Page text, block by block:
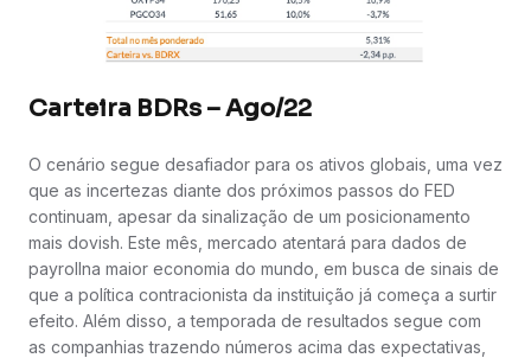
Carteira BDRs – Ago/22
O cenário segue desafiador para os ativos globais, uma vez
que as incertezas diante dos próximos passos do FED
continuam, apesar da sinalização de um posicionamento
mais dovish. Este mês, mercado atentará para dados de
payrollna maior economia do mundo, em busca de sinais de
que a política contracionista da instituição já começa a surtir
efeito. Além disso, a temporada de resultados segue com
as companhias trazendo números acima das expectativas,